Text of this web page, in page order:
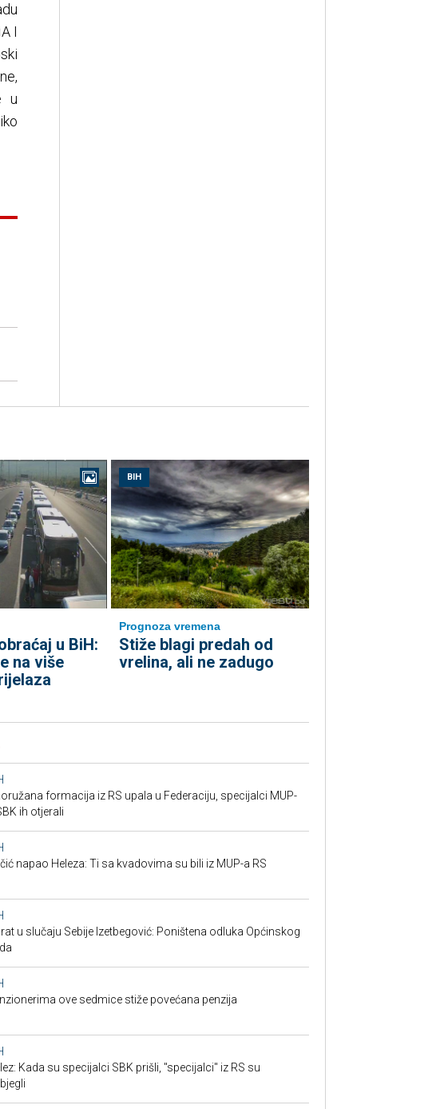
I
u
u BiH:
na više
BIH
Prognoza vremena
Stiže blagi predah od
vrelina, ali ne zadugo
formacija iz RS upala u Federaciju, specijalci MUP-
ih otjerali
napao Heleza: Ti sa kvadovima su bili iz MUP-a RS
u slučaju Sebije Izetbegović: Poništena odluka Općinskog
ove sedmice stiže povećana penzija
Kada su specijalci SBK prišli, "specijalci" iz RS su